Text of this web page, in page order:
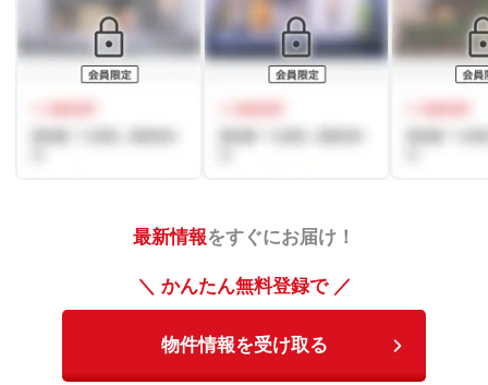
最新情報をすぐにお届け！
＼ かんたん無料登録で ／
物件情報を受け取る